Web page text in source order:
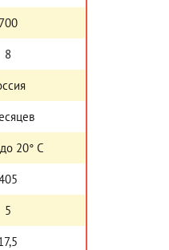
700
8
20° С
5